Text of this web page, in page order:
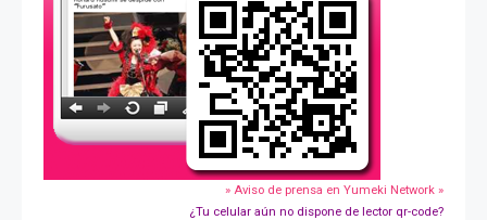
» Aviso de prensa en Yumeki Network »
¿Tu celular aún no dispone de lector qr-code?